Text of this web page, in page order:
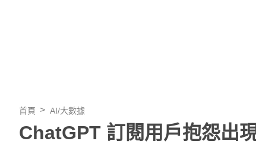
首頁 AI/大數據
ChatGPT 訂閱用戶抱怨出